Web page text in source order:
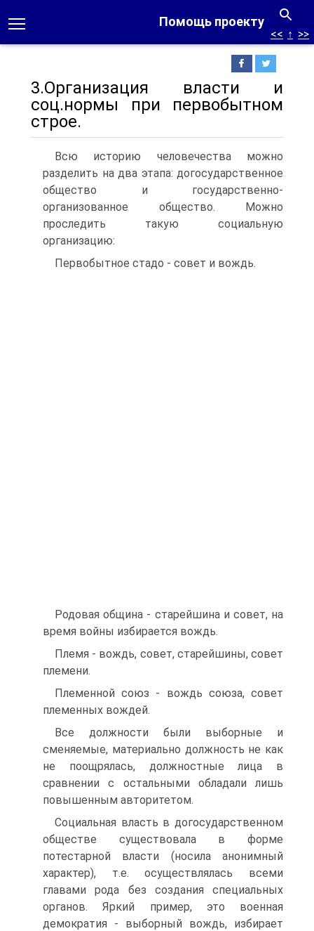
Помощь проекту
<< ↑ >>
3.Организация власти и
соц.нормы при первобытном
строе.
Всю историю человечества можно
разделить на два этапа: догосударственное
общество и государственно-
организованное общество. Можно
проследить такую социальную
организацию:
Первобытное стадо - совет и вождь.
Родовая община - старейшина и совет, на
время войны избирается вождь.
Племя - вождь, совет, старейшины, совет
племени.
Племенной союз - вождь союза, совет
племенных вождей.
Все должности были выборные и
сменяемые, материально должность не как
не поощрялась, должностные лица в
сравнении с остальными обладали лишь
повышенным авторитетом.
Социальная власть в догосударственном
обществе существовала в форме
потестарной власти (носила анонимный
характер), т.е. осуществлялась всеми
главами рода без создания специальных
органов. Яркий пример, это военная
демократия - выборный вождь, избирает